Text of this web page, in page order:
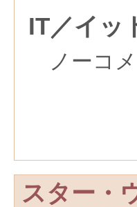
IT／イッ
ノーコ
スター・